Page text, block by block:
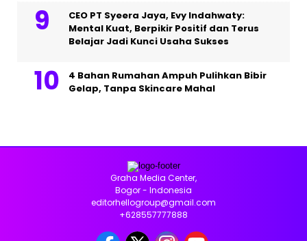
CEO PT Syeera Jaya, Evy Indahwaty:
Mental Kuat, Berpikir Positif dan Terus
Belajar Jadi Kunci Usaha Sukses
4 Bahan Rumahan Ampuh Pulihkan Bibir
Gelap, Tanpa Skincare Mahal
Graha Media Center,
Bogor - Indonesia
editorhellogroup@gmail.com
+628557777888